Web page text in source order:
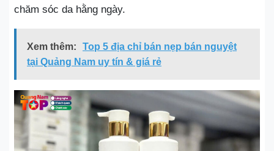
chăm sóc da hằng ngày.
Xem thêm:
Top 5 địa chỉ bán nẹp bán nguyệt
tại Quảng Nam uy tín & giá rẻ